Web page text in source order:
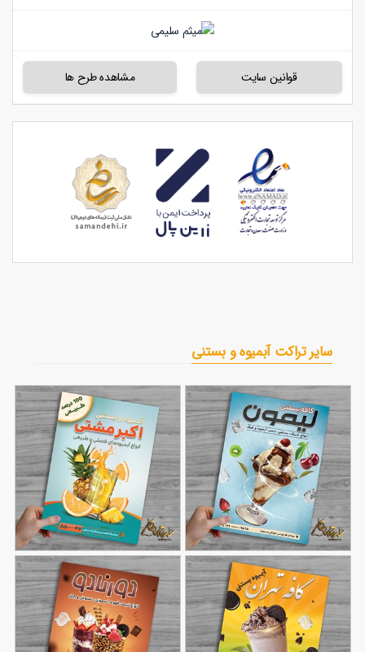
قوانین سایت مشاهده طرح ها
سایر تراکت آبمیوه و بستنی
تراکت رنگی کافه بستنی
لیمون
تراکت آبمیوه و بستنی
اکبر مشتی